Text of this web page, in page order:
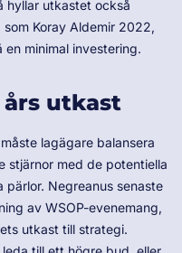
hyllar utkastet också
Koray Aldemir 2022,
minimal investering.
års utkast
lagägare balansera
stjärnor med de potentiella
Negreanus senaste
av WSOP-evenemang,
utkast till strategi.